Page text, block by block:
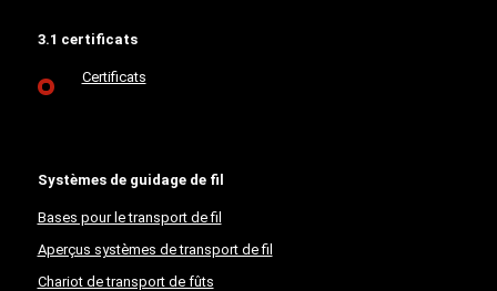
3.1 certificats
Certificats
Systèmes de guidage de fil
Bases pour le transport de fil
Aperçus systèmes de transport de fil
Chariot de transport de fûts